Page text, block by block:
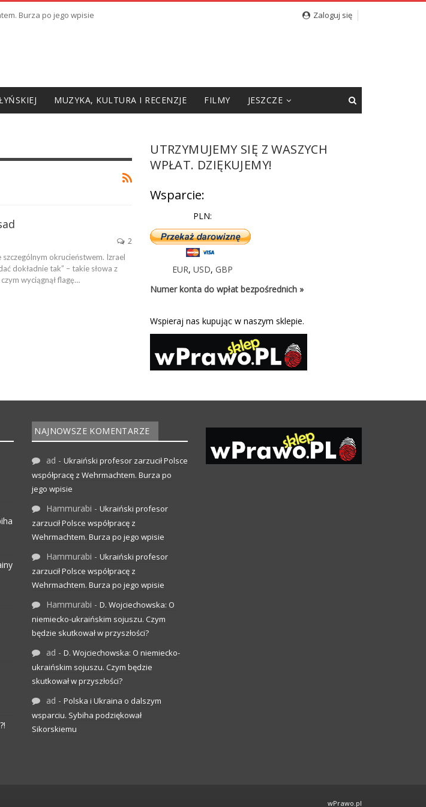
Burza po jego wpisie Zaloguj się
MUZYKA, KULTURA I RECENZJE FILMY JESZCZE
2
okrucieństwem. Izrael
dokładnie tak” – takie słowa z
wyciągnął flagę…
UTRZYMUJEMY SIĘ Z WASZYCH
WPŁAT. DZIĘKUJEMY!
Wsparcie:
PLN:
EUR,USD,GBP
Numer konta do wpłat bezpośrednich »
Wspieraj nas kupując w naszym sklepie.
NAJNOWSZE KOMENTARZE
ad - Ukraiński profesor zarzucił Polsce
współpracę z Wehrmachtem. Burza po
jego wpisie
Hammurabi - Ukraiński profesor
zarzucił Polsce współpracę z
Wehrmachtem. Burza po jego wpisie
Hammurabi - Ukraiński profesor
zarzucił Polsce współpracę z
Wehrmachtem. Burza po jego wpisie
Hammurabi - D. Wojciechowska: O
niemiecko-ukraińskim sojuszu. Czym
będzie skutkował w przyszłości?
ad - D. Wojciechowska: O niemiecko-
ukraińskim sojuszu. Czym będzie
skutkował w przyszłości?
ad - Polska i Ukraina o dalszym
wsparciu. Sybiha podziękował
Sikorskiemu
wPrawo.pl